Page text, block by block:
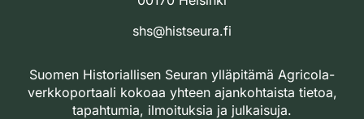
shs@histseura.fi
Suomen Historiallisen Seuran ylläpitämä Agricola-
verkkoportaali kokoaa yhteen ajankohtaista tietoa,
tapahtumia, ilmoituksia ja julkaisuja.